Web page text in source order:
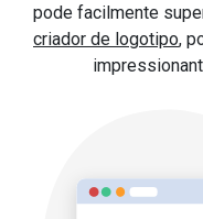
pode facilmente
criador de logotipo,